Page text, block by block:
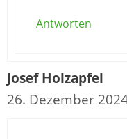
Antworten
Josef Holzapfel
26. Dezember